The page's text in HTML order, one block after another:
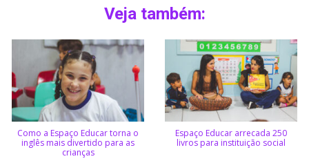
Veja também:
Como a Espaço Educar torna o
inglês mais divertido para as
crianças
Espaço Educar arrecada 250
livros para instituição social